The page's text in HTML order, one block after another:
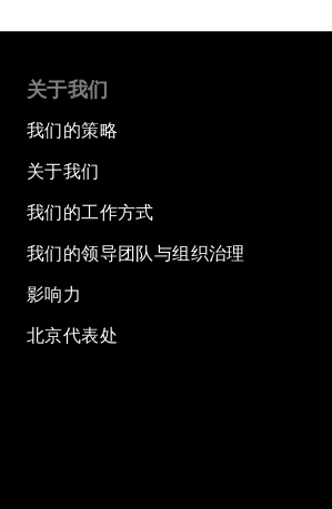
关于我们
我们的策略
关于我们
我们的工作方式
我们的领导团队与组织治理
影响力
北京代表处